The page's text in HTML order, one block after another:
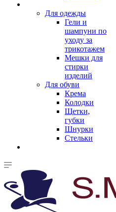
Для одежды
Гели и
шампуни по
уходу за
трикотажем
Мешки для
стирки
изделий
Для обуви
Крема
Колодки
Щетки,
губки
Шнурки
Стельки